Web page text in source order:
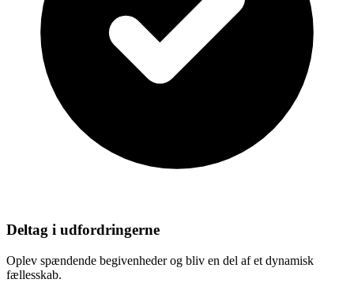
Deltag i udfordringerne
Oplev spændende begivenheder og bliv en del af et dynamisk
fællesskab.